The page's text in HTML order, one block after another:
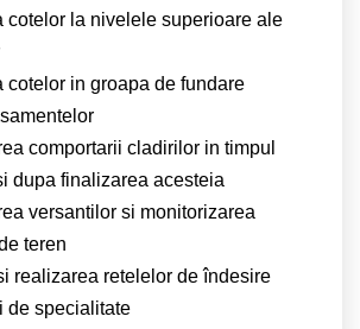
cotelor la nivelele superioare ale
cotelor in groapa de fundare
comportarii cladirilor in timpul
dupa finalizarea acesteia
versantilor si monitorizarea
teren
realizarea retelelor de îndesire
de specialitate